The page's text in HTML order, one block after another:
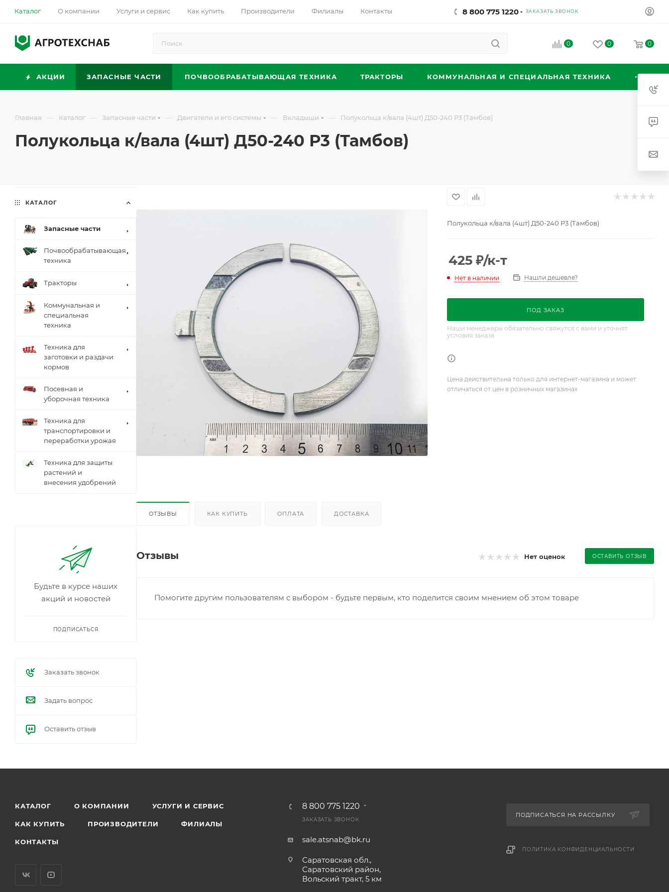
Каталог О компании Услуги и сервис Как купить Производители Филиалы Контакты 8 800 775 1220 ЗАКАЗАТЬ ЗВОНОК
0 0 0
АКЦИИ ЗАПАСНЫЕ ЧАСТИ ПОЧВООБРАБАТЫВАЮЩАЯ ТЕХНИКА ТРАКТОРЫ КОММУНАЛЬНАЯ И СПЕЦИАЛЬНАЯ ТЕХНИКА
Главная — Каталог — Запасные части — Двигатели и его системы — Вкладыши — Полукольца к/вала (4шт) Д50-240 Р3 (Тамбов)
Полукольца к/вала (4шт) Д50-240 Р3 (Тамбов)
Полукольца к/вала (4шт) Д50-240 Р3 (Тамбов)
425 ₽/к-т
Нет в наличии Нашли дешевле?
ПОД ЗАКАЗ
Наши менеджеры обязательно свяжутся с вами и уточнят
условия заказа
Цена действительна только для интернет-магазина и может
отличаться от цен в розничных магазинах
ОТЗЫВЫ КАК КУПИТЬ ОПЛАТА ДОСТАВКА
Отзывы Нет оценок ОСТАВИТЬ ОТЗЫВ
Помогите другим пользователям с выбором - будьте первым, кто поделится своим мнением об этом товаре
КАТАЛОГ
Запасные части
Почвообрабатывающая
техника
Тракторы
Коммунальная и
специальная
техника
Техника для
заготовки и раздачи
кормов
Посевная и
уборочная техника
Техника для
транспортировки и
переработки урожая
Техника для защиты
растений и
внесения удобрений
Будьте в курсе наших
акций и новостей
ПОДПИСАТЬСЯ
Заказать звонок
Задать вопрос
Оставить отзыв
КАТАЛОГ О КОМПАНИИ УСЛУГИ И СЕРВИС
КАК КУПИТЬ ПРОИЗВОДИТЕЛИ ФИЛИАЛЫ
КОНТАКТЫ
8 800 775 1220
ЗАКАЗАТЬ ЗВОНОК
sale.atsnab@bk.ru
Саратовская обл.,
Саратовский район,
Вольский тракт, 5 км
ПОДПИСАТЬСЯ НА РАССЫЛКУ
ПОЛИТИКА КОНФИДЕНЦИАЛЬНОСТИ